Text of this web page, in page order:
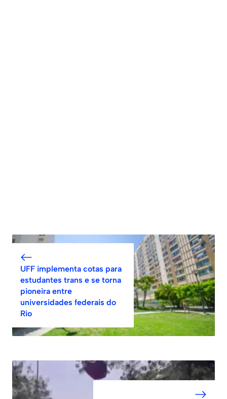
UFF implementa cotas para
estudantes trans e se torna
pioneira entre
universidades federais do
Rio